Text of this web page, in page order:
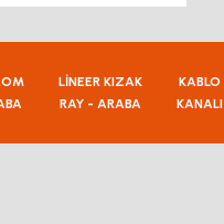
LİNEER KIZAK
RAY - ARABA
KABLO
KANALI